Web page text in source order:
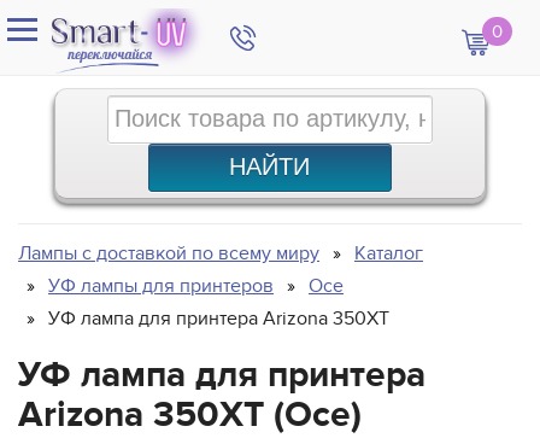
0
Лампы с доставкой по всему миру
Каталог
УФ лампы для принтеров
Oce
УФ лампа для принтера Arizona 350XT
УФ лампа для принтера
Arizona 350XT (Oce)